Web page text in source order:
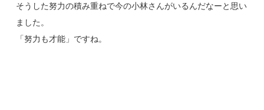
そうした努力の積み重ねで今の小林さんがいるんだなーと思い
ました。
「努力も才能」ですね。